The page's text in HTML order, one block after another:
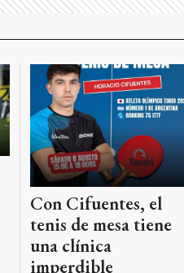
Con Cifuentes, el
tenis de mesa tiene
una clínica
imperdible